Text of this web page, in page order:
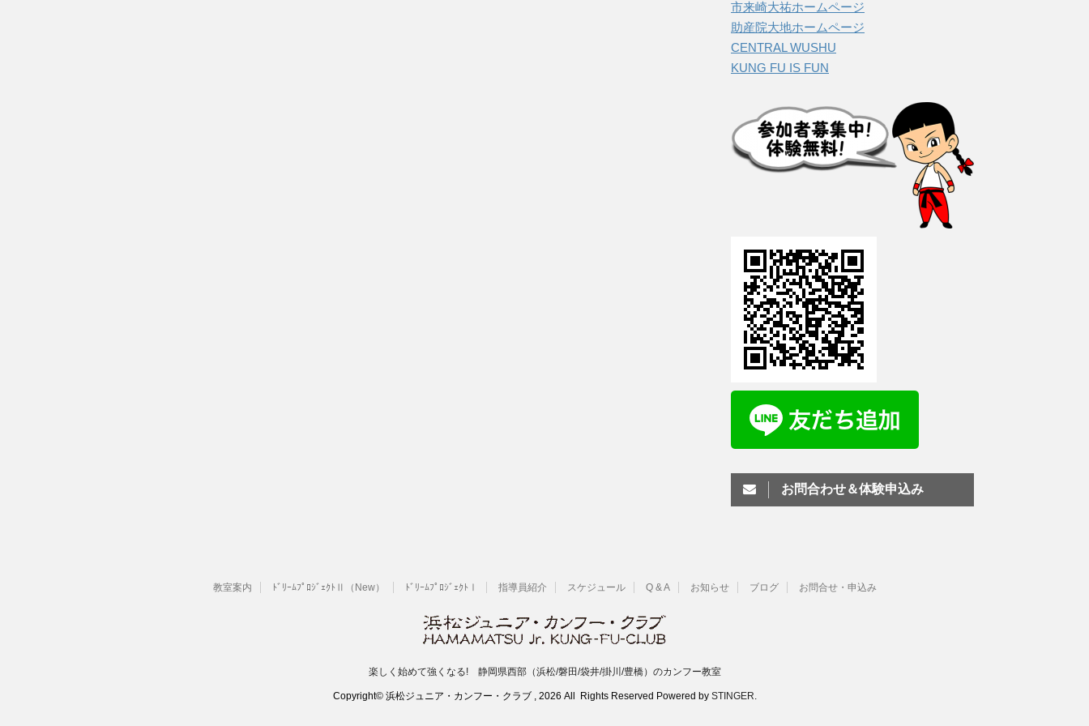
市来崎大祐ホームページ
助産院大地ホームページ
CENTRAL WUSHU
KUNG FU IS FUN
お問合わせ＆体験申込み
教室案内 ﾄﾞﾘｰﾑﾌﾟﾛｼﾞｪｸﾄⅡ（New） ﾄﾞﾘｰﾑﾌﾟﾛｼﾞｪｸﾄⅠ 指導員紹介 スケジュール Q & A お知らせ ブログ お問合せ・申込み
楽しく始めて強くなる! 静岡県西部（浜松/磐田/袋井/掛川/豊橋）のカンフー教室
Copyright© 浜松ジュニア・カンフー・クラブ , 2026 All Rights Reserved Powered by STINGER